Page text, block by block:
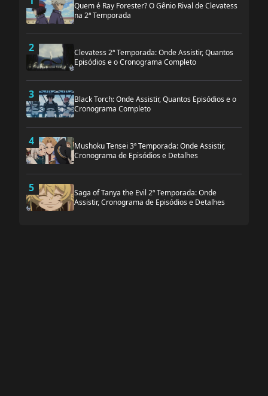
Quem é Ray Forester? O Gênio Rival de Clevatess
na 2ª Temporada
2
Clevatess 2ª Temporada: Onde Assistir, Quantos
Episódios e o Cronograma Completo
3
Black Torch: Onde Assistir, Quantos Episódios e o
Cronograma Completo
4
Mushoku Tensei 3ª Temporada: Onde Assistir,
Cronograma de Episódios e Detalhes
5
Saga of Tanya the Evil 2ª Temporada: Onde
Assistir, Cronograma de Episódios e Detalhes